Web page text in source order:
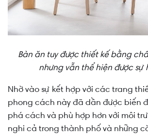
Bàn ăn tuy được thiết kế bằng
nhưng vẫn thể hiện được sự
Nhờ vào sự kết hợp với các trang
phong cách này đã dần được biến
phá cách và phù hợp hơn với môi
nghi cả trong thành phố và những